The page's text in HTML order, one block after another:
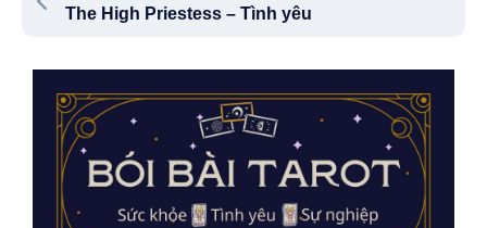
The High Priestess – Tình yêu